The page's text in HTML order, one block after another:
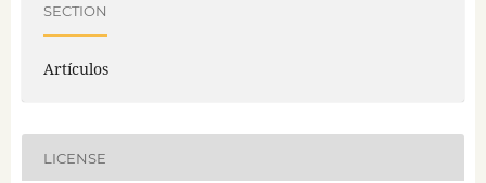
SECTION
Artículos
LICENSE